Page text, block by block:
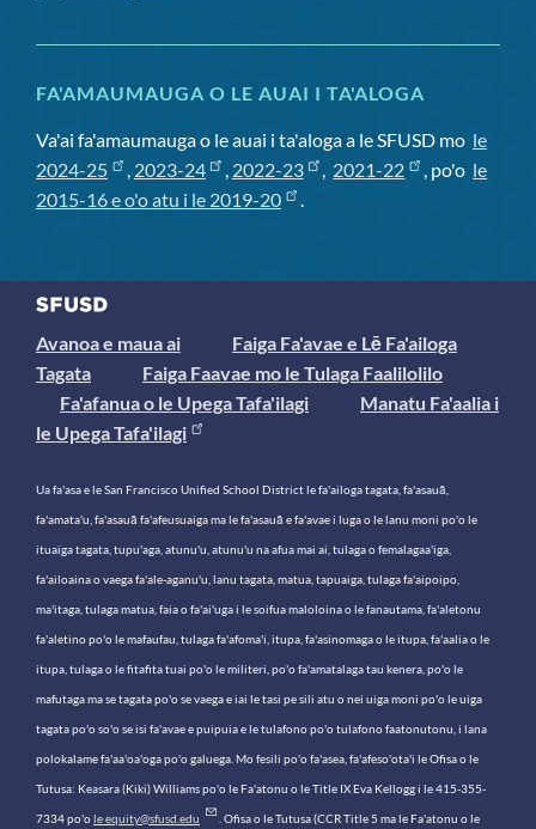
FA'AMAUMAUGA O LE AUAI I TA'ALOGA
Va'ai fa'amaumauga o le auai i ta'aloga a le SFUSD mo le
2024-25
, 2023-24 , 2022-23 , 2021-22 , po'o le
2015-16 e o'o atu i le 2019-20
.
Avanoa e maua ai
Faiga Fa'avae e Lē Fa'ailoga
Tagata
Faiga Faavae mo le Tulaga Faalilolilo
Fa'afanua o le Upega Tafa'ilagi
Manatu Fa'aalia i
le Upega Tafa'ilagi
Ua fa'asa e le San Francisco Unified School District le fa'ailoga tagata, fa'asauā,
fa'amata'u, fa'asauā fa'afeusuaiga ma le fa'asauā e fa'avae i luga o le lanu moni po'o le
ituaiga tagata, tupu'aga, atunu'u, atunu'u na afua mai ai, tulaga o femalagaa'iga,
fa'ailoaina o vaega fa'ale-aganu'u, lanu tagata, matua, tapuaiga, tulaga fa'aipoipo,
ma'itaga, tulaga matua, faia o fa'ai'uga i le soifua maloloina o le fanautama, fa'aletonu
fa'aletino po'o le mafaufau, tulaga fa'afoma'i, itupa, fa'asinomaga o le itupa, fa'aalia o le
itupa, tulaga o le fitafita tuai po'o le militeri, po'o fa'amatalaga tau kenera, po'o le
mafutaga ma se tagata po'o se vaega e iai le tasi pe sili atu o nei uiga moni po'o le uiga
tagata po'o so'o se isi fa'avae e puipuia e le tulafono po'o tulafono faatonutonu, i lana
polokalame fa'aa'oa'oga po'o galuega. Mo fesili po'o fa'asea, fa'afeso'ota'i le Ofisa o le
Tutusa: Keasara (Kiki) Williams po'o le Fa'atonu o le Title IX Eva Kellogg i le 415-355-
7334 po'ole equity@sfusd.edu . Ofisa o le Tutusa (CCR Title 5 ma le Fa'atonu o le